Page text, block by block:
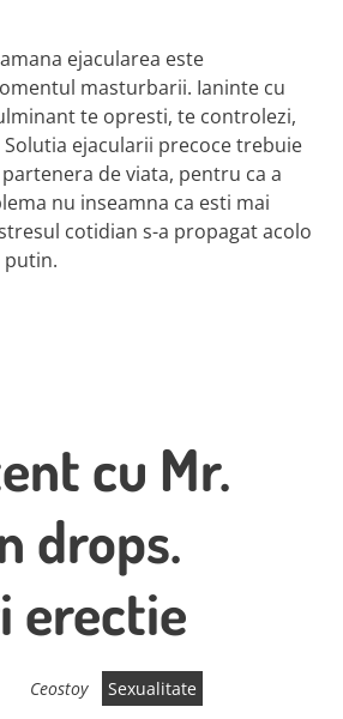
ejacularea este
masturbarii. Ianinte cu
te opresti, te controlezi,
ejacularii precoce trebuie
de viata, pentru ca a
nu inseamna ca esti mai
cotidian s-a propagat acolo
putin.
cu Mr.
drops.
erectie
Ceostoy
Sexualitate